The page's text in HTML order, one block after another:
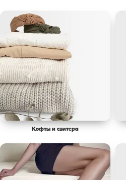
Кофты и свитера